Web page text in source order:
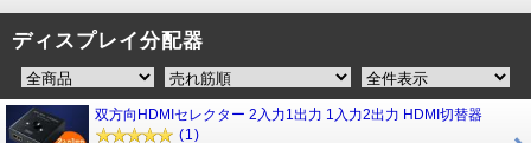
ディスプレイ分配器
双方向HDMIセレクター 2入力1出力 1入力2出力 HDMI切替器
(1)